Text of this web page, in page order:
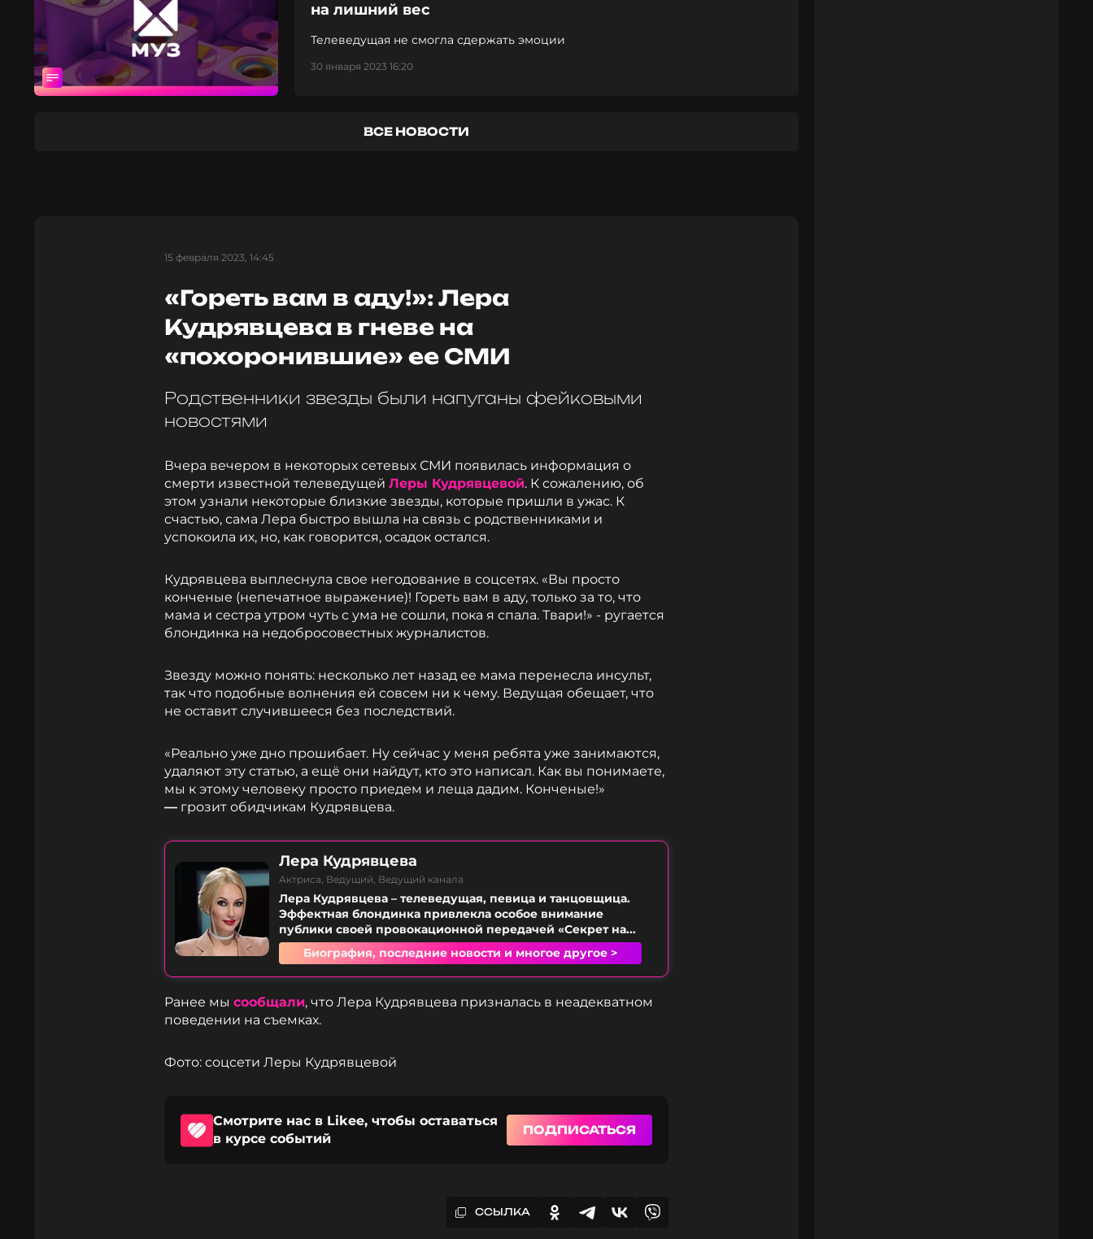
на лишний вес
Телеведущая не смогла сдержать эмоции
30 января 2023 16:20
ВСЕ НОВОСТИ
15 февраля 2023, 14:45
«Гореть вам в аду!»: Лера
Кудрявцева в гневе на
«похоронившие» ее СМИ
Родственники звезды были напуганы фейковыми
новостями
Вчера вечером в некоторых сетевых СМИ появилась информация о
смерти известной телеведущей Леры Кудрявцевой. К сожалению, об
этом узнали некоторые близкие звезды, которые пришли в ужас. К
счастью, сама Лера быстро вышла на связь с родственниками и
успокоила их, но, как говорится, осадок остался.
Кудрявцева выплеснула свое негодование в соцсетях. «Вы просто
конченые (непечатное выражение)! Гореть вам в аду, только за то, что
мама и сестра утром чуть с ума не сошли, пока я спала. Твари!» - ругается
блондинка на недобросовестных журналистов.
Звезду можно понять: несколько лет назад ее мама перенесла инсульт,
так что подобные волнения ей совсем ни к чему. Ведущая обещает, что
не оставит случившееся без последствий.
«Реально уже дно прошибает. Ну сейчас у меня ребята уже занимаются,
удаляют эту статью, а ещё они найдут, кто это написал. Как вы понимаете,
мы к этому человеку просто приедем и леща дадим. Конченые!»
— грозит обидчикам Кудрявцева.
Лера Кудрявцева
Актриса, Ведущий, Ведущий канала
Лера Кудрявцева – телеведущая, певица и танцовщица.
Эффектная блондинка привлекла особое внимание
публики своей провокационной передачей «Секрет на...
Биография, последние новости и многое другое >
Ранее мы сообщали, что Лера Кудрявцева призналась в неадекватном
поведении на съемках.
Фото: соцсети Леры Кудрявцевой
Смотрите нас в Likee, чтобы оставаться
в курсе событий
ПОДПИСАТЬСЯ
ССЫЛКА